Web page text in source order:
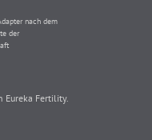
nach dem
der
Eureka Fertility.